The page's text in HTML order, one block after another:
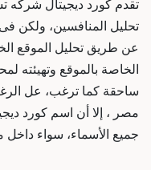
تقدم كورد ديجيتال شركه
تحليل المنافسين، ولكن
عن طريق تحليل الموقع
الخاصة بالموقع وتهيئته
ساحقة كما ترغب، عل
مصر ، إلا أن اسم كورد
جميع الأسماء، سواء